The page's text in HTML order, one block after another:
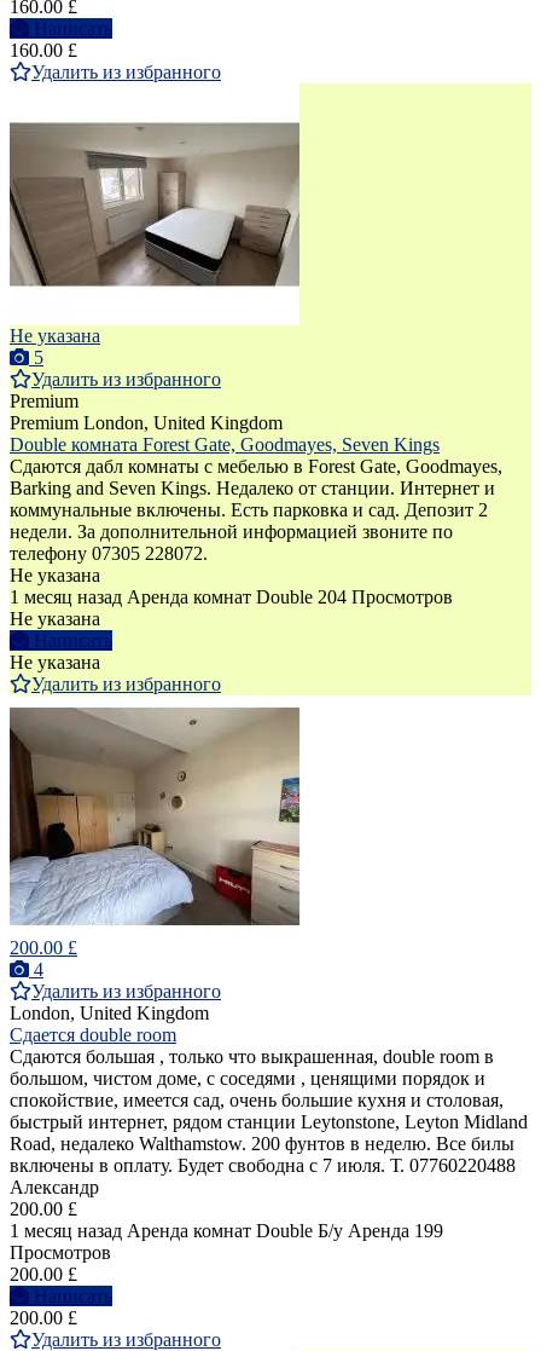
160.00 £
Написать
160.00 £
Удалить из избранного
Не указана
5
Удалить из избранного
Premium
Premium London, United Kingdom
Double комната Forest Gate, Goodmayes, Seven Kings
Сдаются дабл комнаты с мебелью в Forest Gate, Goodmayes,
Barking and Seven Kings. Недалеко от станции. Интернет и
коммунальные включены. Есть парковка и сад. Депозит 2
недели. За дополнительной информацией звоните по
телефону 07305 228072.
Не указана
1 месяц назад Аренда комнат Double 204 Просмотров
Не указана
Написать
Не указана
Удалить из избранного
200.00 £
4
Удалить из избранного
London, United Kingdom
Сдается double room
Сдаются большая , только что выкрашенная, double room в
большом, чистом доме, с соседями , ценящими порядок и
спокойствие, имеется сад, очень большие кухня и столовая,
быстрый интернет, рядом станции Leytonstone, Leyton Midland
Road, недалеко Walthamstow. 200 фунтов в неделю. Все билы
включены в оплату. Будет свободна с 7 июля. Т. 07760220488
Александр
200.00 £
1 месяц назад Аренда комнат Double Б/у Аренда 199
Просмотров
200.00 £
Написать
200.00 £
Удалить из избранного